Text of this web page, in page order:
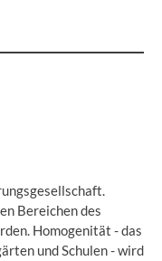
Bereichen des
Homogenität - das
und Schulen - wird